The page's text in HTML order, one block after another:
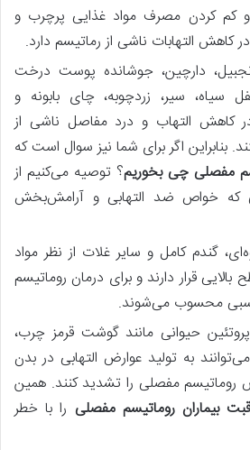
و کم کردن مصرف مواد غذایی پرچرب و
کاهش التهابات ناشی از رماتیسم دارد.
دارچین، جوشانده پوست درخت
سیاه، سیر، زردچوبه، چای بابونه و
کاهش التهاب و درد مفاصل ناشی از
بنابراین اگر برای شما نیز سوال است که
مفصلی چی بخوریم؟ توصیه می‌کنیم از
که خواص ضد التهابی و آرامش‌بخش
گندم کامل و سایر غلات از نظر مواد
قرار دارند و برای درمان روماتیسم
محسوب می‌شوند.
حیوانی مانند گوشت قرمز چرب،
به تولید عوارض التهابی در بدن
روماتیسم مفصلی را تشدید کنند. همین
بیماران روماتیسم مفصلی را با خطر